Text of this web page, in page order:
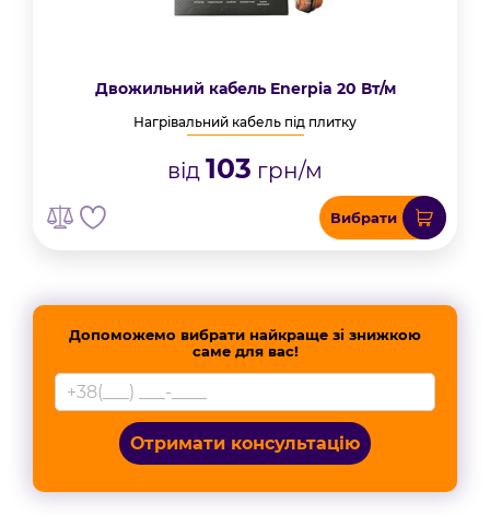
Двожильний кабель Enerpia 20 Вт/м
Нагрівальний кабель під плитку
від 103 грн/м
Вибрати
Допоможемо вибрати найкраще зі знижкою
саме для вас!
Отримати консультацію